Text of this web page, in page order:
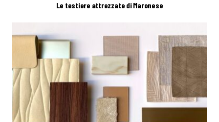
Le testiere attrezzate di Maronese